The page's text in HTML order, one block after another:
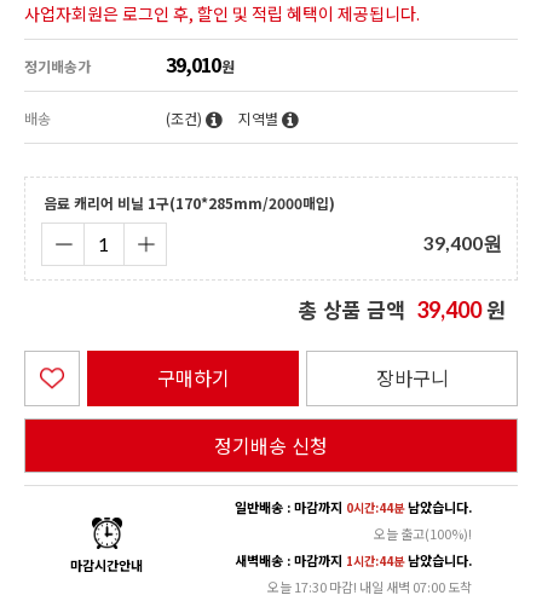
사업자회원은 로그인 후, 할인 및 적립 혜택이 제공됩니다.
정기배송가 39,010원
배송 (조건) 지역별
음료 캐리어 비닐 1구(170*285mm/2000매입)
39,400원
총 상품 금액 39,400원
구매하기 장바구니
정기배송 신청
마감시간안내
일반배송 : 마감까지 0시간:44분남았습니다.
오늘 출고(100%)!
새벽배송 : 마감까지 1시간:44분남았습니다.
오늘 17:30 마감! 내일 새벽 07:00 도착